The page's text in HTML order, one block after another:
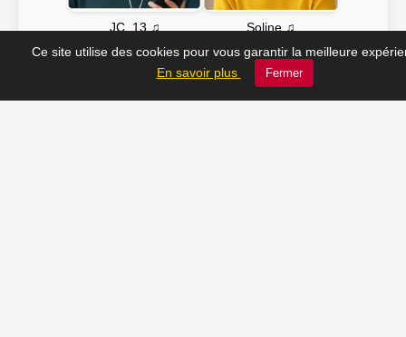
JC_13 ♫ Soline ♫
📸 Tu veux apparaître ici ? Envoie-nous ta photo à
contact@radio-lechatelet.fr
Ce site utilise des cookies pour vous garantir la meilleure
En savoir plus
Fermer